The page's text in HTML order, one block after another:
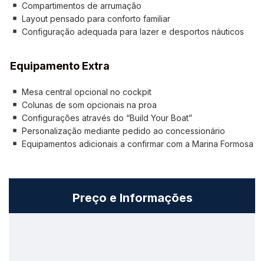
Compartimentos de arrumação
Layout pensado para conforto familiar
Configuração adequada para lazer e desportos náuticos
Equipamento Extra
Mesa central opcional no cockpit
Colunas de som opcionais na proa
Configurações através do “Build Your Boat”
Personalização mediante pedido ao concessionário
Equipamentos adicionais a confirmar com a Marina Formosa
Preço e Informações